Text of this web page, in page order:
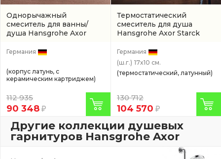
Однорычажный
смеситель для ванны/
душа Hansgrohe Axor
Германия
(корпус латунь, с
керамическим картриджем)
112 935
90 348
Термостатический
смеситель для душа
Hansgrohe Axor Starck
Германия
(ш.г.) 17x10 см.
(термостатический, латунный)
130 712
104 570
Другие коллекции душевых
гарнитуров Hansgrohe Axor